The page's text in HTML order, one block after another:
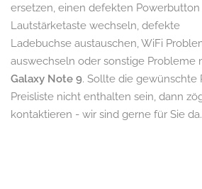
ersetzen, einen defekten
Lautstärketaste wechseln, defekte
Ladebuchse austauschen, WiFi
auswechseln oder sonstige Probleme
Galaxy Note 9. Sollte die gewünschte
Preisliste nicht enthalten sein, dann
kontaktieren - wir sind gerne für Sie da.